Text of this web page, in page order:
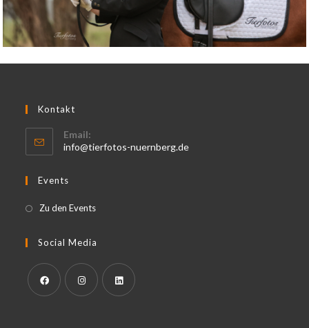
Kontakt
Email:
info@tierfotos-nuernberg.de
Events
Zu den Events
Social Media